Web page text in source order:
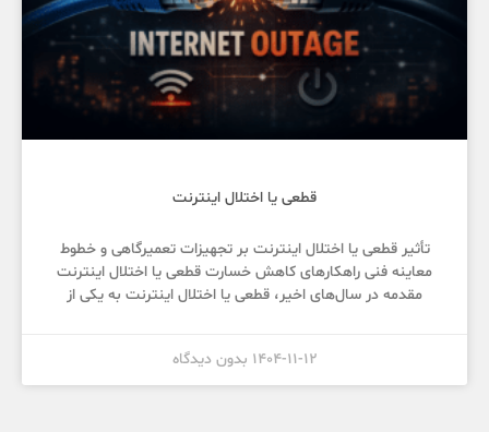
قطعی یا اختلال اینترنت
تأثیر قطعی یا اختلال اینترنت بر تجهیزات تعمیرگاهی و خطوط
معاینه فنی راهکارهای کاهش خسارت قطعی یا اختلال اینترنت
مقدمه در سال‌های اخیر، قطعی یا اختلال اینترنت به یکی از
1404-11-12 بدون دیدگاه